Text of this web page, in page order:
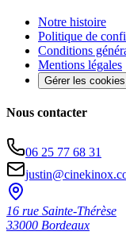
Notre histoire
Politique de
Conditions
Mentions légales
Gérer les cookies
Nous contacter
06 25 77 68 31
16 rue Sainte-Thérèse
33000 Bordeaux